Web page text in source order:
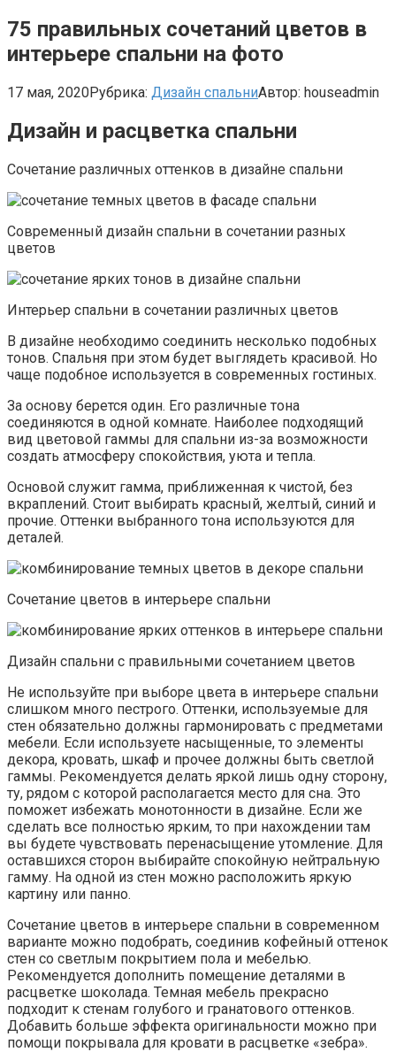
75 правильных сочетаний цветов в
интерьере спальни на фото
17 мая, 2020Рубрика: Дизайн спальниАвтор: houseadmin
Дизайн и расцветка спальни
Сочетание различных оттенков в дизайне спальни
Современный дизайн спальни в сочетании разных
цветов
Интерьер спальни в сочетании различных цветов
В дизайне необходимо соединить несколько подобных
тонов. Спальня при этом будет выглядеть красивой. Но
чаще подобное используется в современных гостиных.
За основу берется один. Его различные тона
соединяются в одной комнате. Наиболее подходящий
вид цветовой гаммы для спальни из-за возможности
создать атмосферу спокойствия, уюта и тепла.
Основой служит гамма, приближенная к чистой, без
вкраплений. Стоит выбирать красный, желтый, синий и
прочие. Оттенки выбранного тона используются для
деталей.
Сочетание цветов в интерьере спальни
Дизайн спальни с правильными сочетанием цветов
Не используйте при выборе цвета в интерьере спальни
слишком много пестрого. Оттенки, используемые для
стен обязательно должны гармонировать с предметами
мебели. Если используете насыщенные, то элементы
декора, кровать, шкаф и прочее должны быть светлой
гаммы. Рекомендуется делать яркой лишь одну сторону,
ту, рядом с которой располагается место для сна. Это
поможет избежать монотонности в дизайне. Если же
сделать все полностью ярким, то при нахождении там
вы будете чувствовать перенасыщение утомление. Для
оставшихся сторон выбирайте спокойную нейтральную
гамму. На одной из стен можно расположить яркую
картину или панно.
Сочетание цветов в интерьере спальни в современном
варианте можно подобрать, соединив кофейный оттенок
стен со светлым покрытием пола и мебелью.
Рекомендуется дополнить помещение деталями в
расцветке шоколада. Темная мебель прекрасно
подходит к стенам голубого и гранатового оттенков.
Добавить больше эффекта оригинальности можно при
помощи покрывала для кровати в расцветке «зебра».